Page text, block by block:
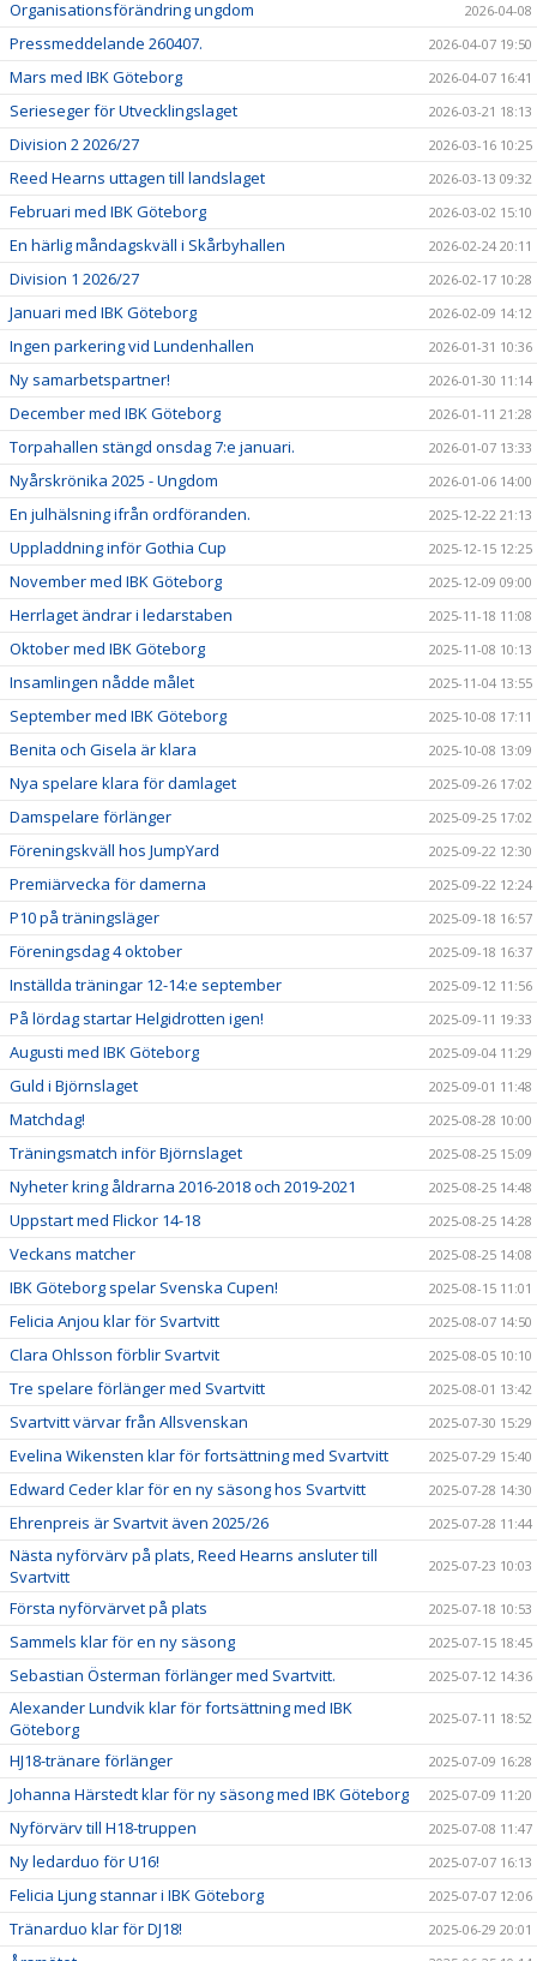
Organisationsförändring ungdom 2026-04-08
Pressmeddelande 260407. 2026-04-07 19:50
Mars med IBK Göteborg 2026-04-07 16:41
Serieseger för Utvecklingslaget 2026-03-21 18:13
Division 2 2026/27 2026-03-16 10:25
Reed Hearns uttagen till landslaget 2026-03-13 09:32
Februari med IBK Göteborg 2026-03-02 15:10
En härlig måndagskväll i Skårbyhallen 2026-02-24 20:11
Division 1 2026/27 2026-02-17 10:28
Januari med IBK Göteborg 2026-02-09 14:12
Ingen parkering vid Lundenhallen 2026-01-31 10:36
Ny samarbetspartner! 2026-01-30 11:14
December med IBK Göteborg 2026-01-11 21:28
Torpahallen stängd onsdag 7:e januari. 2026-01-07 13:33
Nyårskrönika 2025 - Ungdom 2026-01-06 14:00
En julhälsning ifrån ordföranden. 2025-12-22 21:13
Uppladdning inför Gothia Cup 2025-12-15 12:25
November med IBK Göteborg 2025-12-09 09:00
Herrlaget ändrar i ledarstaben 2025-11-18 11:08
Oktober med IBK Göteborg 2025-11-08 10:13
Insamlingen nådde målet 2025-11-04 13:55
September med IBK Göteborg 2025-10-08 17:11
Benita och Gisela är klara 2025-10-08 13:09
Nya spelare klara för damlaget 2025-09-26 17:02
Damspelare förlänger 2025-09-25 17:02
Föreningskväll hos JumpYard 2025-09-22 12:30
Premiärvecka för damerna 2025-09-22 12:24
P10 på träningsläger 2025-09-18 16:57
Föreningsdag 4 oktober 2025-09-18 16:37
Inställda träningar 12-14:e september 2025-09-12 11:56
På lördag startar Helgidrotten igen! 2025-09-11 19:33
Augusti med IBK Göteborg 2025-09-04 11:29
Guld i Björnslaget 2025-09-01 11:48
Matchdag! 2025-08-28 10:00
Träningsmatch inför Björnslaget 2025-08-25 15:09
Nyheter kring åldrarna 2016-2018 och 2019-2021 2025-08-25 14:48
Uppstart med Flickor 14-18 2025-08-25 14:28
Veckans matcher 2025-08-25 14:08
IBK Göteborg spelar Svenska Cupen! 2025-08-15 11:01
Felicia Anjou klar för Svartvitt 2025-08-07 14:50
Clara Ohlsson förblir Svartvit 2025-08-05 10:10
Tre spelare förlänger med Svartvitt 2025-08-01 13:42
Svartvitt värvar från Allsvenskan 2025-07-30 15:29
Evelina Wikensten klar för fortsättning med Svartvitt 2025-07-29 15:40
Edward Ceder klar för en ny säsong hos Svartvitt 2025-07-28 14:30
Ehrenpreis är Svartvit även 2025/26 2025-07-28 11:44
Nästa nyförvärv på plats, Reed Hearns ansluter till
Svartvitt
2025-07-23 10:03
Första nyförvärvet på plats 2025-07-18 10:53
Sammels klar för en ny säsong 2025-07-15 18:45
Sebastian Österman förlänger med Svartvitt. 2025-07-12 14:36
Alexander Lundvik klar för fortsättning med IBK
Göteborg
2025-07-11 18:52
HJ18-tränare förlänger 2025-07-09 16:28
Johanna Härstedt klar för ny säsong med IBK Göteborg 2025-07-09 11:20
Nyförvärv till H18-truppen 2025-07-08 11:47
Ny ledarduo för U16! 2025-07-07 16:13
Felicia Ljung stannar i IBK Göteborg 2025-07-07 12:06
Tränarduo klar för DJ18! 2025-06-29 20:01